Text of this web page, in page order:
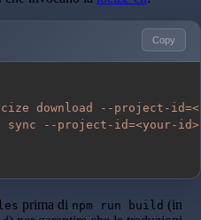
Copy
download --project-
sync --project-id=<your-
prima di npm run build (in